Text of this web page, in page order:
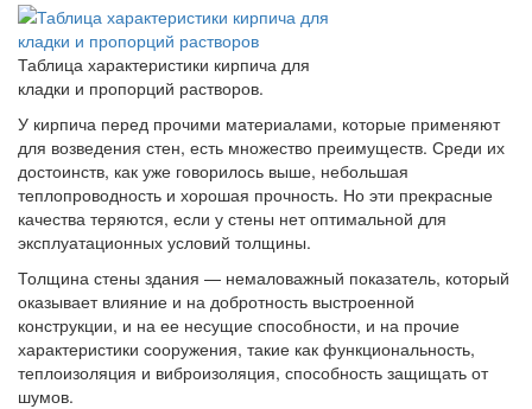
Таблица характеристики кирпича для
кладки и пропорций растворов.
У кирпича перед прочими материалами, которые применяют
для возведения стен, есть множество преимуществ. Среди их
достоинств, как уже говорилось выше, небольшая
теплопроводность и хорошая прочность. Но эти прекрасные
качества теряются, если у стены нет оптимальной для
эксплуатационных условий толщины.
Толщина стены здания — немаловажный показатель, который
оказывает влияние и на добротность выстроенной
конструкции, и на ее несущие способности, и на прочие
характеристики сооружения, такие как функциональность,
теплоизоляция и виброизоляция, способность защищать от
шумов.